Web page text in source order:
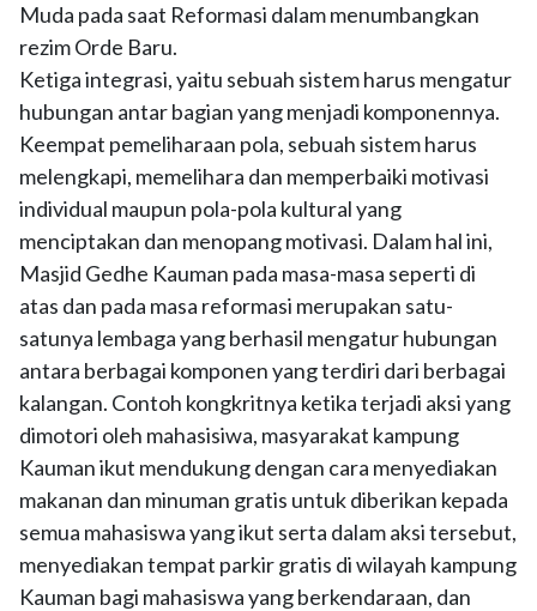
Muda pada saat Reformasi dalam menumbangkan
rezim Orde Baru.
Ketiga integrasi, yaitu sebuah sistem harus mengatur
hubungan antar bagian yang menjadi komponennya.
Keempat pemeliharaan pola, sebuah sistem harus
melengkapi, memelihara dan memperbaiki motivasi
individual maupun pola-pola kultural yang
menciptakan dan menopang motivasi. Dalam hal ini,
Masjid Gedhe Kauman pada masa-masa seperti di
atas dan pada masa reformasi merupakan satu-
satunya lembaga yang berhasil mengatur hubungan
antara berbagai komponen yang terdiri dari berbagai
kalangan. Contoh kongkritnya ketika terjadi aksi yang
dimotori oleh mahasisiwa, masyarakat kampung
Kauman ikut mendukung dengan cara menyediakan
makanan dan minuman gratis untuk diberikan kepada
semua mahasiswa yang ikut serta dalam aksi tersebut,
menyediakan tempat parkir gratis di wilayah kampung
Kauman bagi mahasiswa yang berkendaraan, dan